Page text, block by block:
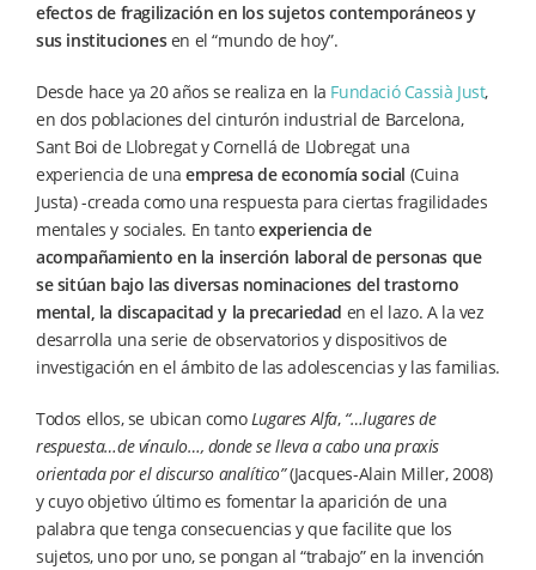
efectos de fragilización en los sujetos contemporáneos y
sus institucionesen el “mundo de hoy”.
Desde hace ya 20 años se realiza en la Fundació Cassià Just,
en dos poblaciones del cinturón industrial de Barcelona,
Sant Boi de Llobregat y Cornellá de Llobregat una
experiencia de unaempresa de economía social (Cuina
Justa) -creada como una respuesta para ciertas fragilidades
mentales y sociales. En tantoexperiencia de
acompañamiento en la inserción laboral de personas que
se sitúan bajo las diversas nominaciones del trastorno
mental, la discapacitad y la precariedad en el lazo. A la vez
desarrolla una serie de observatorios y dispositivos de
investigación en el ámbito de las adolescencias y las familias.
Todos ellos, se ubican comoLugares Alfa, “…lugares de
respuesta…de vínculo…, donde selleva a cabo una praxis
orientada por el discurso analítico”(Jacques-Alain Miller, 2008)
y cuyo objetivo último es fomentar la aparición de una
palabra que tenga consecuencias y que facilite que los
sujetos, uno por uno, se pongan al “trabajo” en la invención